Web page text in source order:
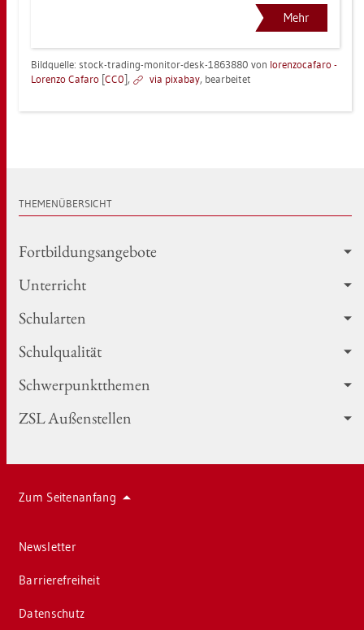
Mehr
Bild­quel­le: stock-tra­ding-mo­ni­tor-desk-1863880 von lo­ren­zo­ca­fa­ro -
Lo­ren­zo Ca­fa­ro [CC0], via pixabay, be­ar­bei­tet
THE­MEN­ÜBER­SICHT
Fort­bil­dungs­an­ge­bo­te
Un­ter­richt
Schul­ar­ten
Schul­qua­li­tät
Schwer­punkt­the­men
ZSL Au­ßen­stel­len
Zum Sei­ten­an­fang
News­let­ter
Bar­rie­re­frei­heit
Da­ten­schutz